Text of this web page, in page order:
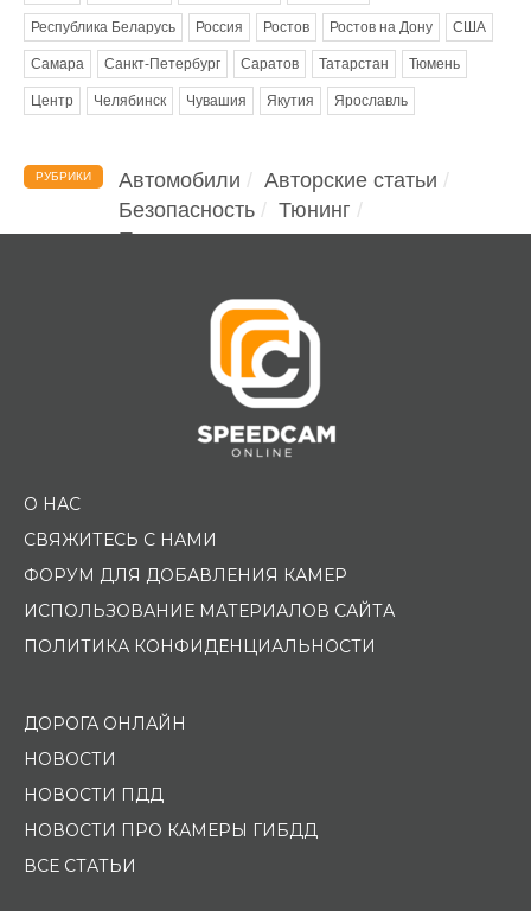
Республика Беларусь Россия Ростов Ростов на Дону США
Самара Санкт-Петербург Саратов Татарстан Тюмень
Центр Челябинск Чувашия Якутия Ярославль
РУБРИКИ Автомобили
Авторские статьи
Безопасность
Тюнинг
Помощь водителю
О НАС
СВЯЖИТЕСЬ С НАМИ
ФОРУМ ДЛЯ ДОБАВЛЕНИЯ КАМЕР
ИСПОЛЬЗОВАНИЕ МАТЕРИАЛОВ САЙТА
ПОЛИТИКА КОНФИДЕНЦИАЛЬНОСТИ
ДОРОГА ОНЛАЙН
НОВОСТИ
НОВОСТИ ПДД
НОВОСТИ ПРО КАМЕРЫ ГИБДД
ВСЕ СТАТЬИ